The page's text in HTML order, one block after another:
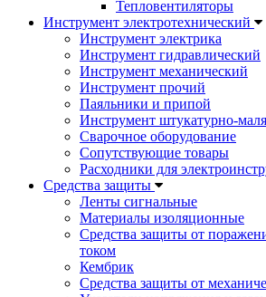
Тепловентиляторы
Инструмент электротехнический
Инструмент электрика
Инструмент гидравлический
Инструмент механический
Инструмент прочий
Паяльники и припой
Инструмент штукатурно-
Сварочное оборудование
Сопутствующие товары
Расходники для
Cредства защиты
Ленты сигнальные
Материалы изоляционные
Средства защиты от
током
Кембрик
Средства защиты от